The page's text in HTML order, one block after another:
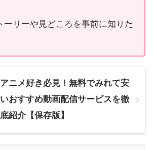
ーリーや見どころを事前に知りた
アニメ好き必見！無料でみれて安
いおすすめ動画配信サービスを徹
底紹介【保存版】